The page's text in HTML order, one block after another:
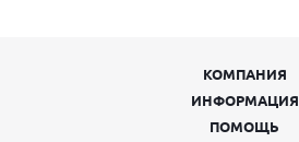
КОМПАНИЯ
ИНФОРМАЦИЯ
ПОМОЩЬ